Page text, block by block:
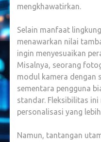
mengkhawatirkan.
Selain manfaat
menawarkan nilai
ingin menyesuaikan
Misalnya, seorang
modul kamera dengan
sementara pengguna
standar. Fleksibilitas ini
personalisasi yang
Namun, tantangan